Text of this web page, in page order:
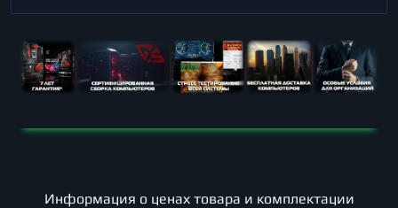
Информация о ценах товара и комплектации